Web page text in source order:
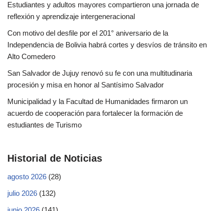
Estudiantes y adultos mayores compartieron una jornada de
reflexión y aprendizaje intergeneracional
Con motivo del desfile por el 201° aniversario de la
Independencia de Bolivia habrá cortes y desvíos de tránsito en
Alto Comedero
San Salvador de Jujuy renovó su fe con una multitudinaria
procesión y misa en honor al Santísimo Salvador
Municipalidad y la Facultad de Humanidades firmaron un
acuerdo de cooperación para fortalecer la formación de
estudiantes de Turismo
Historial de Noticias
agosto 2026 (28)
julio 2026 (132)